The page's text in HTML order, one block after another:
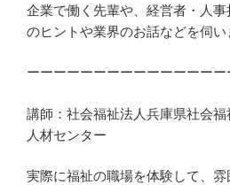
企業で働く先輩や、経営者・人
のヒントや業界のお話などを伺い
ーーーーーーーーーーーーーーー
講師：社会福祉法人兵庫県社会
人材センター
実際に福祉の職場を体験して、